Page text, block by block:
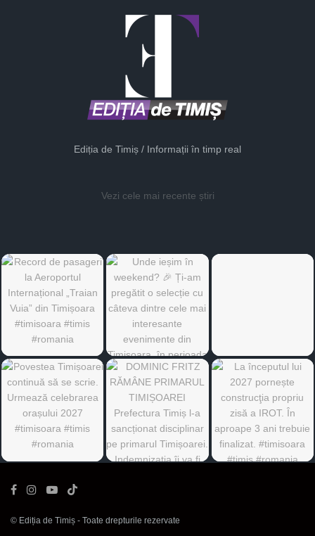
Ediția de Timiș / Informații în timp real
Vezi cele mai recente știri
© Ediția de Timiș - Toate drepturile rezervate